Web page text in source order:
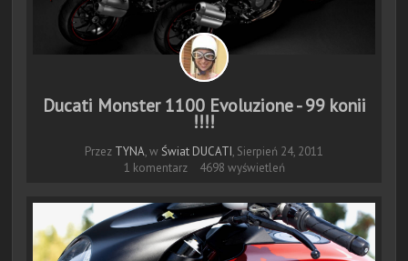
Ducati Monster 1100 Evoluzione - 99 konii
!!!!
Przez TYNA, w Świat DUCATI, Sierpień 24, 2011
1 komentarz
4698 wyświetleń